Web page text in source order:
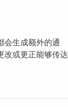
会生成额外的通
改或更正能够传达